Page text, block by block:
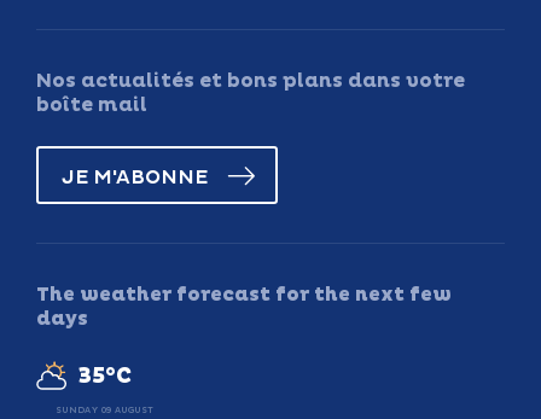
Nos actualités et bons plans dans votre
boîte mail
JE M'ABONNE
The weather forecast for the next few
days
35°C
SUNDAY 09 AUGUST